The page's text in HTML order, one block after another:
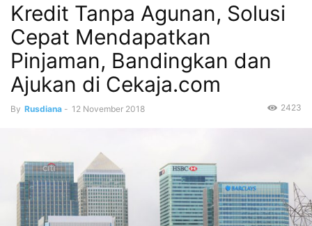
Kredit Tanpa Agunan, Solusi
Cepat Mendapatkan
Pinjaman, Bandingkan dan
Ajukan di Cekaja.com
By Rusdiana - 12 November 2018 2423